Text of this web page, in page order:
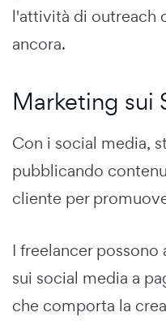
l'attività di outreach
ancora.
Marketing sui
Con i social media,
pubblicando
cliente per
I freelancer
sui social media a
che comporta la